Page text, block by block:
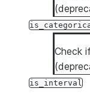
Check
is_interval